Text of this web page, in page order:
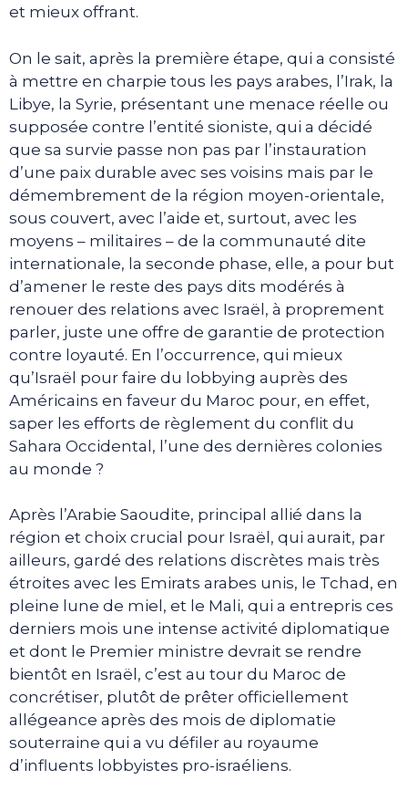
et mieux offrant.
On le sait, après la première étape, qui a consisté
à mettre en charpie tous les pays arabes, l’Irak, la
Libye, la Syrie, présentant une menace réelle ou
supposée contre l’entité sioniste, qui a décidé
que sa survie passe non pas par l’instauration
d’une paix durable avec ses voisins mais par le
démembrement de la région moyen-orientale,
sous couvert, avec l’aide et, surtout, avec les
moyens – militaires – de la communauté dite
internationale, la seconde phase, elle, a pour but
d’amener le reste des pays dits modérés à
renouer des relations avec Israël, à proprement
parler, juste une offre de garantie de protection
contre loyauté. En l’occurrence, qui mieux
qu’Israël pour faire du lobbying auprès des
Américains en faveur du Maroc pour, en effet,
saper les efforts de règlement du conflit du
Sahara Occidental, l’une des dernières colonies
au monde ?
Après l’Arabie Saoudite, principal allié dans la
région et choix crucial pour Israël, qui aurait, par
ailleurs, gardé des relations discrètes mais très
étroites avec les Emirats arabes unis, le Tchad, en
pleine lune de miel, et le Mali, qui a entrepris ces
derniers mois une intense activité diplomatique
et dont le Premier ministre devrait se rendre
bientôt en Israël, c’est au tour du Maroc de
concrétiser, plutôt de prêter officiellement
allégeance après des mois de diplomatie
souterraine qui a vu défiler au royaume
d’influents lobbyistes pro-israéliens.